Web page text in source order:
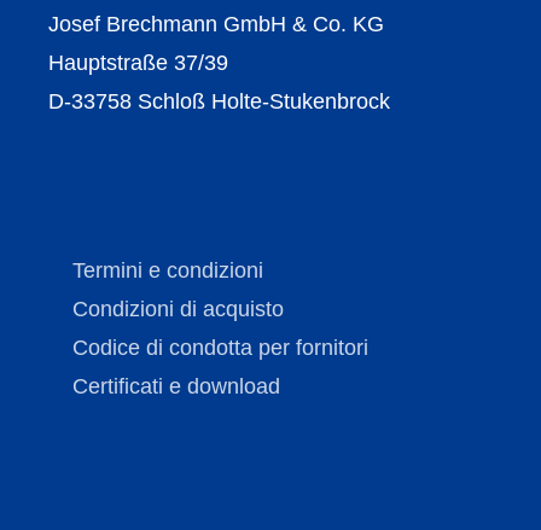
Josef Brechmann GmbH & Co. KG
Hauptstraße 37/39
D-33758 Schloß Holte-Stukenbrock
Termini e condizioni
Condizioni di acquisto
Codice di condotta per fornitori
Certificati e download